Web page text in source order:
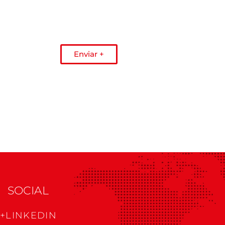
Enviar +
SOCIAL
+LINKEDIN